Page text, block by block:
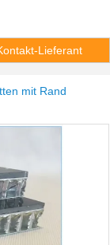
Lieferant
mit Rand